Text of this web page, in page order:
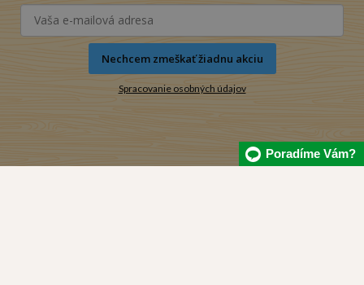
Poradíme Vám?
Nechcem zmeškať žiadnu akciu
Spracovanie osobných údajov